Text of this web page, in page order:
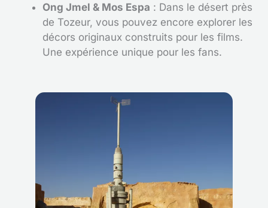
Ong Jmel & Mos Espa : Dans le désert près
de Tozeur, vous pouvez encore explorer les
décors originaux construits pour les films.
Une expérience unique pour les fans.